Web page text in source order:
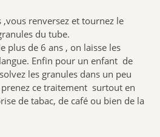
renversez et tournez le
du tube.
plus de 6 ans , on laisse les
Enfin pour un enfant de
les granules dans un peu
prenez ce traitement surtout en
de tabac, de café ou bien de la